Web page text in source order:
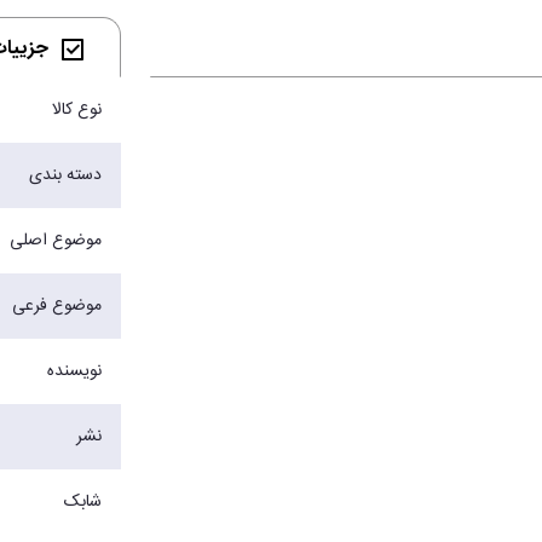
نوع کالا
دسته بندی
موضوع اصلی
موضوع فرعی
نویسنده
نشر
شابک